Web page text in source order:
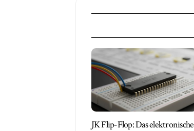
JK Flip-Flop: Das elektronische